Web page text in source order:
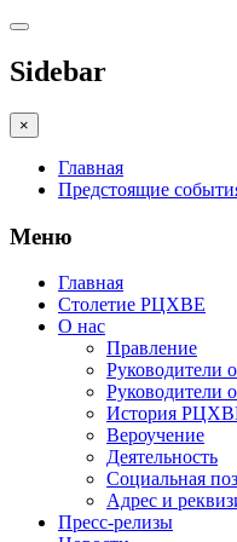
Sidebar
×
Главная
Предстоящие
Меню
Главная
Столетие РЦХВЕ
О нас
Правление
Руководители
Руководители
История
Вероучение
Деятельность
Социальная
Адрес и
Пресс-релизы